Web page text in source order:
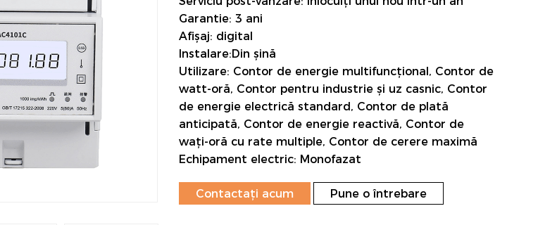
Garantie: 3 ani
Afișaj: digital
Instalare:Din șină
Utilizare: Contor de energie multifuncțional, Contor de
watt-oră, Contor pentru industrie și uz casnic, Contor
de energie electrică standard, Contor de plată
anticipată, Contor de energie reactivă, Contor de
wați-oră cu rate multiple, Contor de cerere maximă
Echipament electric: Monofazat
Contactați acum Pune o întrebare